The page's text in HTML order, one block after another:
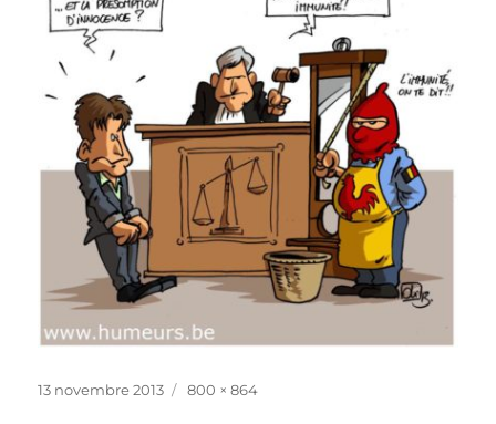
Publié
13 novembre 2013
Taille
800 × 864